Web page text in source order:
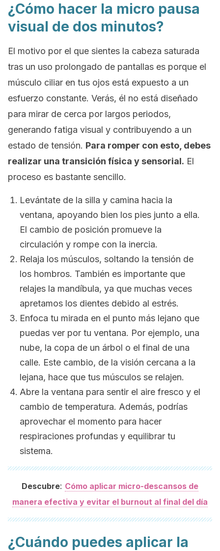
¿Cómo hacer la micro pausa
visual de dos minutos?
El motivo por el que sientes la cabeza saturada
tras un uso prolongado de pantallas es porque el
músculo ciliar en tus ojos está expuesto a un
esfuerzo constante. Verás, él no está diseñado
para mirar de cerca por largos periodos,
generando fatiga visual y contribuyendo a un
estado de tensión. Para romper con esto, debes
realizar una transición física y sensorial. El
proceso es bastante sencillo.
Levántate de la silla y camina hacia la
ventana, apoyando bien los pies junto a ella.
El cambio de posición promueve la
circulación y rompe con la inercia.
Relaja los músculos, soltando la tensión de
los hombros. También es importante que
relajes la mandíbula, ya que muchas veces
apretamos los dientes debido al estrés.
Enfoca tu mirada en el punto más lejano que
puedas ver por tu ventana. Por ejemplo, una
nube, la copa de un árbol o el final de una
calle. Este cambio, de la visión cercana a la
lejana, hace que tus músculos se relajen.
Abre la ventana para sentir el aire fresco y el
cambio de temperatura. Además, podrías
aprovechar el momento para hacer
respiraciones profundas y equilibrar tu
sistema.
Descubre: Cómo aplicar micro-descansos de
manera efectiva y evitar el burnout al final del día
¿Cuándo puedes aplicar la